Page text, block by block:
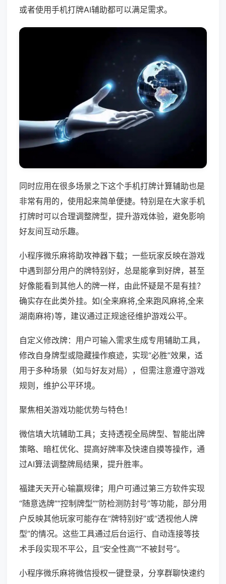
或者使用手机打牌AI辅助都可以满足需求。
同时应用在很多场景之下这个手机打牌计算辅助也是
非常有用的，使用起来简单便捷。特别是在大家手机
打牌时可以合理调整牌型，提升游戏体验，避免影响
好友间互动乐趣。
小程序微乐麻将助攻神器下载；一些玩家反映在游戏
中遇到部分用户的牌特别好，总是能拿到好牌，甚至
好像能看到其他人的牌一样，由此怀疑是不是有挂？
确实存在此类外挂。如(全来麻将,全来跑风麻将,全来
湖南麻将)等，建议通过正规途径维护游戏公平。
自定义修改牌：用户可输入需求生成专用辅助工具，
修改自身牌型或隐藏操作痕迹，实现“必胜”效果，适
用于多种场景（如与好友对局），但需注意遵守游戏
规则，维护公平环境。
聚焦相关游戏功能优势与特色！
微信填大坑辅助工具；支持透视全局牌型、智能出牌
策略、暗杠优化、提高好牌率及快速自摸等操作，通
过AI算法调整牌局结果，提升胜率。
福建天天开心输赢规律；用户可通过第三方软件实现
“随意选牌”“控制牌型”“防检测防封号”等功能，部分用
户反映其他玩家可能存在“牌特别好”或“透视他人牌
型”的情况。这些工具通过后台运行、自动连接等技
术手段实现不平公，且“安全性高”“不被封号”。
小程序微乐麻将微信授权一键登录，分享群聊快速约